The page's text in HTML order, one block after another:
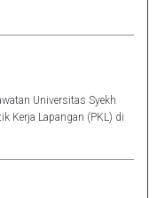
Universitas Syekh
Kerja Lapangan (PKL) di